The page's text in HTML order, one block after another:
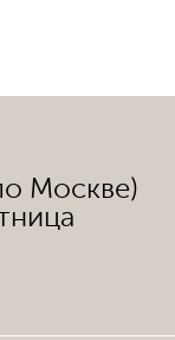
Москве)